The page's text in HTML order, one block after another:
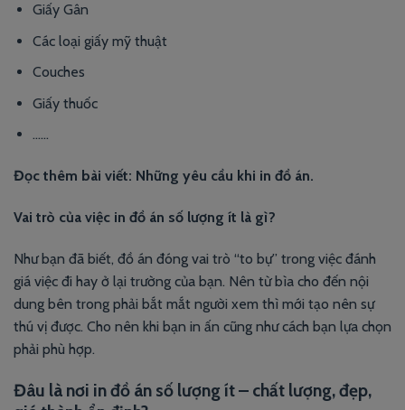
Giấy Gân
Các loại giấy mỹ thuật
Couches
Giấy thuốc
……
Đọc thêm bài viết: Những yêu cầu khi in đồ án.
Vai trò của việc in đồ án số lượng ít là gì?
Như bạn đã biết, đồ án đóng vai trò “to bự” trong việc đánh
giá việc đi hay ở lại trường của bạn. Nên từ bìa cho đến nội
dung bên trong phải bắt mắt người xem thì mới tạo nên sự
thú vị được. Cho nên khi bạn in ấn cũng như cách bạn lựa chọn
phải phù hợp.
Đâu là nơi in đồ án số lượng ít – chất lượng, đẹp,